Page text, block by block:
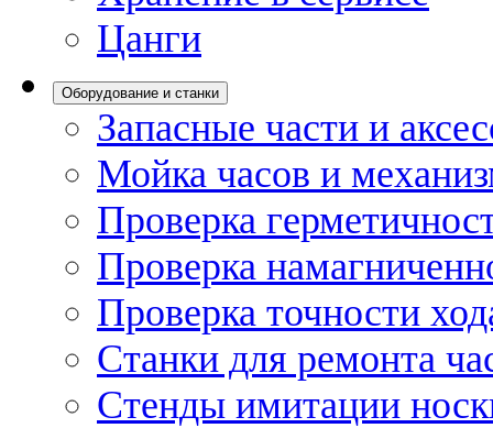
Цанги
Оборудование и станки
Запасные части и
Мойка часов и
Проверка
Проверка
Проверка точности
Станки для ремонта
Стенды имитации